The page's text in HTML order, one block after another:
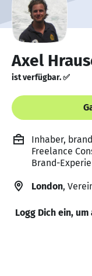
Axel
ist verfügbar. ✅
Inhaber,
Freelance
Brand-
London,
Logg Dich ein,